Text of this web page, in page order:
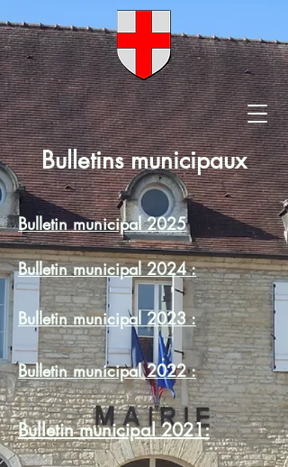
Bulletins municipaux
Bulletin municipal 2025
Bulletin municipal 2024 :
Bulletin municipal 2023 :
Bulletin municipal 2022 :
Bulletin municipal 2021: